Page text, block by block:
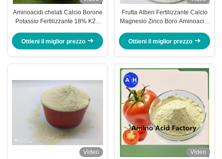
Aminoacidi chelati Calcio Borone
Potassio Fertilizzante 18% K2O
Ottieni il miglior prezzo
Frutta Alberi Fertilizzante Calcio
Magnesio Zinco Boro Aminoacidi
di Ananas
Ottieni il miglior prezzo
Video
Video